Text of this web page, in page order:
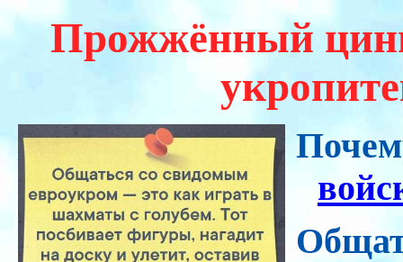
Прожжённый